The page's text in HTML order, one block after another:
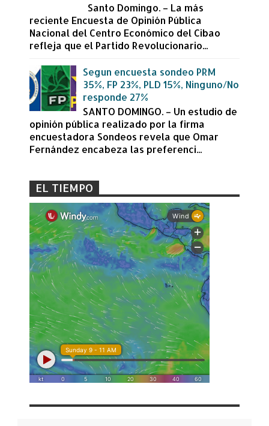
Santo Domingo. – La más
reciente Encuesta de Opinión Pública
Nacional del Centro Económico del Cibao
refleja que el Partido Revolucionario...
Segun encuesta sondeo PRM
35%, FP 23%, PLD 15%, Ninguno/No
responde 27%
SANTO DOMINGO. – Un estudio de
opinión pública realizado por la firma
encuestadora Sondeos revela que Omar
Fernández encabeza las preferenci...
EL TIEMPO